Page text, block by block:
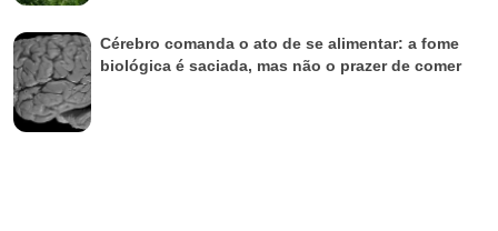
Cérebro comanda o ato de se alimentar: a fome
biológica é saciada, mas não o prazer de comer